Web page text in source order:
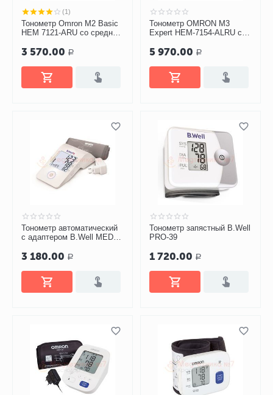
(1)
Тонометр Omron M2 Basic
HEM 7121-ARU со средней
3 570.00 Р
Тонометр OMRON M3
Expert HEM-7154-ALRU с
универсальной манжетой
5 970.00 Р
Тонометр автоматический
с адаптером B.Well MED-
3 180.00 Р
Тонометр запястный B.Well
PRO-39
1 720.00 Р